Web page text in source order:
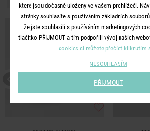
-30%
které jsou dočasně uloženy ve vašem prohlížeči.
stránky souhlasíte s používáním základních
že jste souhlasili s používáním marketingových
tlačítko PŘIJMOUT a tím podpořili vývoj našich
cookies si můžete přečíst kliknutím
NESOUHLASÍM
PŘIJMOUT